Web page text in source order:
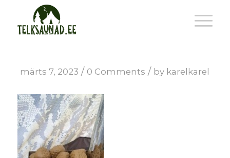
märts 7, 2023 / 0 Comments / by karelkarel